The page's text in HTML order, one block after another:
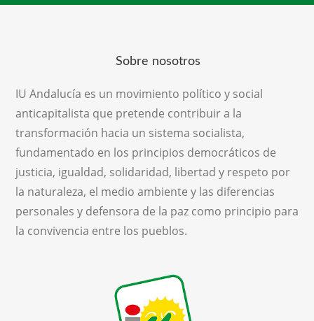
Sobre nosotros
IU Andalucía es un movimiento político y social
anticapitalista que pretende contribuir a la
transformación hacia un sistema socialista,
fundamentado en los principios democráticos de
justicia, igualdad, solidaridad, libertad y respeto por
la naturaleza, el medio ambiente y las diferencias
personales y defensora de la paz como principio para
la convivencia entre los pueblos.